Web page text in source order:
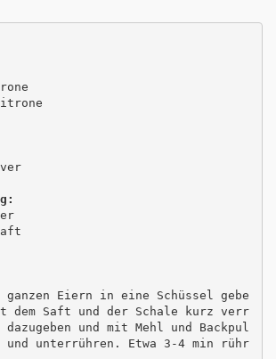
ganzen Eiern in eine Schüssel gebe
dem Saft und der Schale kurz verr
und mit Mehl und Backpul
und unterrühren. Etwa 3-4 min rühr